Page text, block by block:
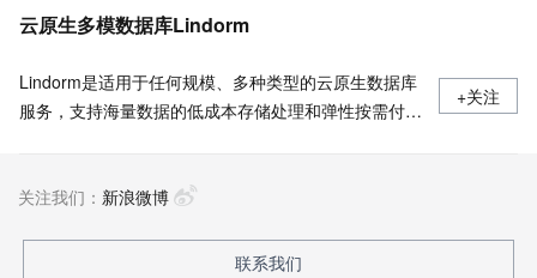
云原生多模数据库Lindorm
Lindorm是适用于任何规模、多种类型的云原生数据库
服务，支持海量数据的低成本存储处理和弹性按需付
控、游戏、风控等场景首选数据库，也是为阿里巴巴核
+关注
关注我们： 新浪微博
联系我们